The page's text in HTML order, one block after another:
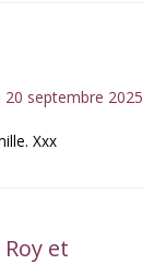
20 septembre 2025
Xxx
et